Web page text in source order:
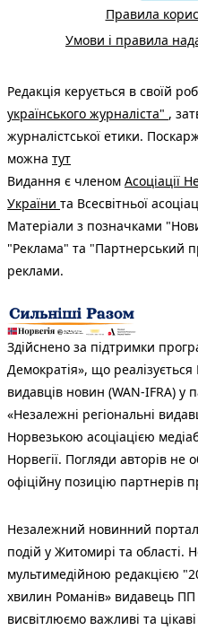
Правила
Умови і правила
Редакція керується в своїй
українського журналіста" ,
журналістської етики.
можна тут
Видання є членом Асоціації
України та Всесвітньої
Матеріали з позначками
"Реклама" та "Партнерський
реклами.
Здійснено за підтримки
Демократія», що
видавців новин (WAN-IFRA) у
«Незалежні регіональні
Норвезькою асоціацією
Норвегії. Погляди авторів не
офіційну позицію партнерів
Незалежний новинний
подій у Житомирі та
мультимедійною редакцією
хвилин Романів» видавець
висвітлюємо важливі та